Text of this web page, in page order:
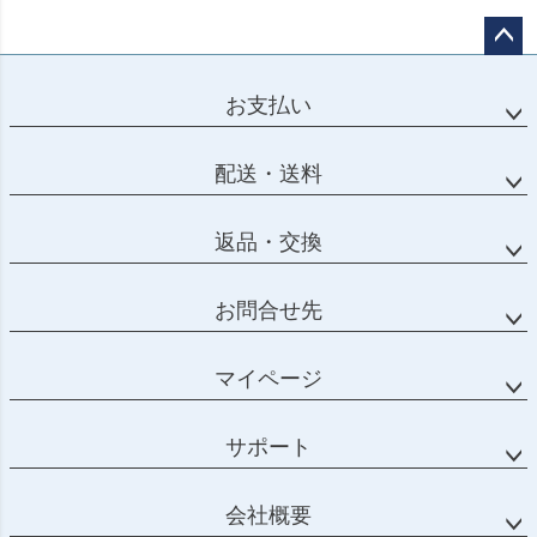
お支払い
配送・送料
返品・交換
お問合せ先
マイページ
サポート
会社概要